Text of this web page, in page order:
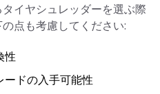
イヤシュレッダーを選ぶ際
点も考慮してください:
性
ードの入手可能性